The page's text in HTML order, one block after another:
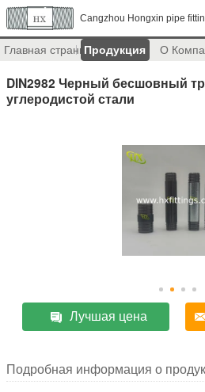
Cangzhou Hongxin pipe
Главная страницаПродукция О
DIN2982 Черный бесшовный
углеродистой стали
Лучшая цена
Подробная информация о